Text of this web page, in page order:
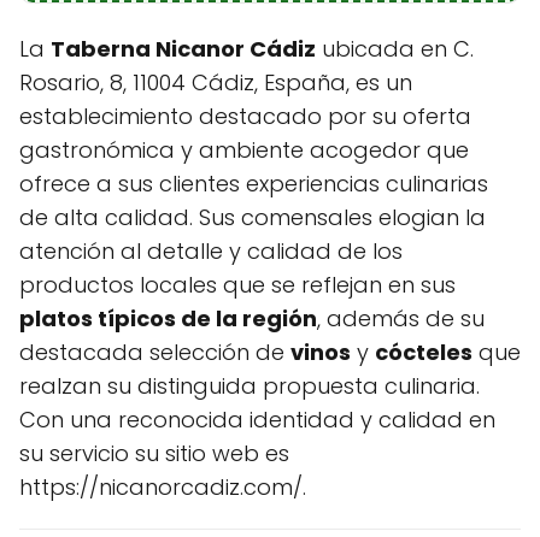
La Taberna Nicanor Cádiz ubicada en C.
Rosario, 8, 11004 Cádiz, España, es un
establecimiento destacado por su oferta
gastronómica y ambiente acogedor que
ofrece a sus clientes experiencias culinarias
de alta calidad. Sus comensales elogian la
atención al detalle y calidad de los
productos locales que se reflejan en sus
platos típicos de la región, además de su
destacada selección de vinos y cócteles que
realzan su distinguida propuesta culinaria.
Con una reconocida identidad y calidad en
su servicio su sitio web es
https://nicanorcadiz.com/.